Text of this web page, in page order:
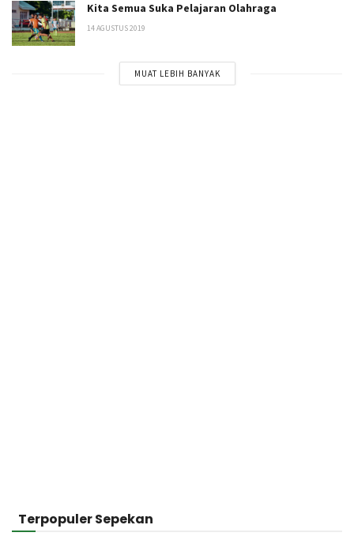
Kita Semua Suka Pelajaran Olahraga
14 AGUSTUS 2019
MUAT LEBIH BANYAK
Terpopuler Sepekan